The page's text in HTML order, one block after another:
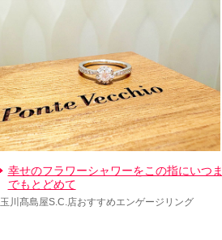
幸せのフラワーシャワーをこの指にいつま
でもとどめて
玉川髙島屋S.C.店おすすめエンゲージリング